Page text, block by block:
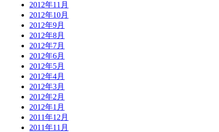
2012年11月
2012年10月
2012年9月
2012年8月
2012年7月
2012年6月
2012年5月
2012年4月
2012年3月
2012年2月
2012年1月
2011年12月
2011年11月